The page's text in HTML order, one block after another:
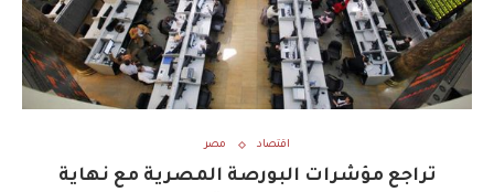
اقتصاد مصر
تراجع مؤشرات البورصة المصرية مع نهاية